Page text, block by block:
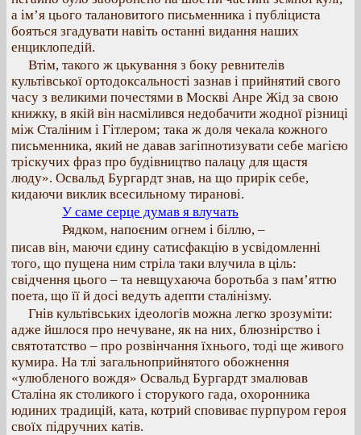
а ім’я цього талановитого письменника і публіциста
бояться згадувати навіть останні видання наших
енциклопедій.
Втім, такого ж цькування з боку ревнителів
культівської ортодоксальності зазнав і прийнятий свого
часу з великими почестями в Москві Анре Жід за свою
книжку, в якій він насмілився недобачити жодної різниці
між Сталіним і Гітлером; така ж доля чекала кожного
письменника, який не давав загіпнотизувати себе магією
тріскучих фраз про будівництво палацу для щастя
люду». Освальд Бургардт знав, на що прирік себе,
кидаючи виклик всесильному тиранові.
У саме серце думав я влучать
Рядком, напоєним огнем і біллю, –
писав він, маючи єдину сатисфакцію в усвідомленні
того, що пущена ним стріла таки влучила в ціль:
свідчення цього – та невщухаюча боротьба з пам’яттю
поета, що її й досі ведуть адепти сталінізму.
Гнів культівських ідеологів можна легко зрозуміти:
адже йшлося про нечуване, як на них, блюзнірство і
святотатство – про розвінчання їхнього, тоді ще живого
кумира. На тлі загальноприйнятого обожнення
«улюбленого вождя» Освальд Бургардт змалював
Сталіна як столикого і сторукого гада, охоронника
юдиних традицій, ката, котрий сповиває пурпуром героя
своїх підручних катів.